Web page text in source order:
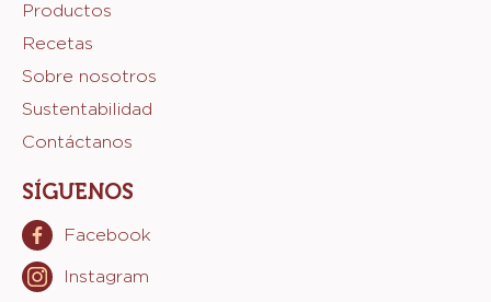
Footer
Sicao
Productos
Recetas
Sobre nosotros
Sustentabilidad
Contáctanos
SÍGUENOS
Facebook
Instagram